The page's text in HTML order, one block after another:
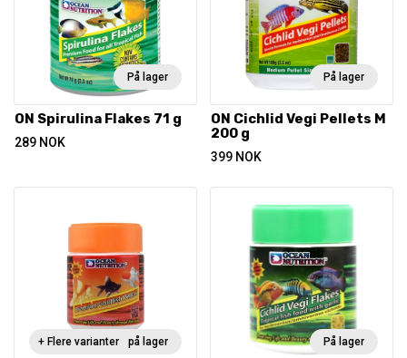
På lager
ON Spirulina Flakes 71 g
289 NOK
På lager
ON Cichlid Vegi Pellets M
200 g
399 NOK
Ikke på lager
+ Flere varianter På lager